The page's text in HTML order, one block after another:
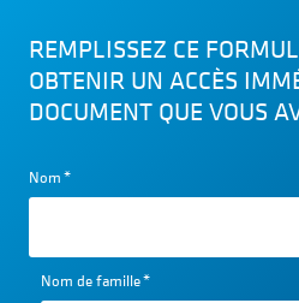
REMPLISSEZ CE
OBTENIR UN ACCÈS
DOCUMENT QUE VOUS
Nom*
Nom de famille*